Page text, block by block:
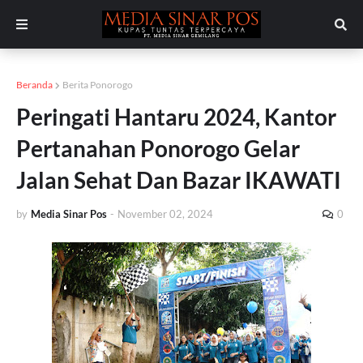
Beranda Berita Ponorogo
Peringati Hantaru 2024, Kantor
Pertanahan Ponorogo Gelar
Jalan Sehat Dan Bazar IKAWATI
by Media Sinar Pos - November 02, 2024 0